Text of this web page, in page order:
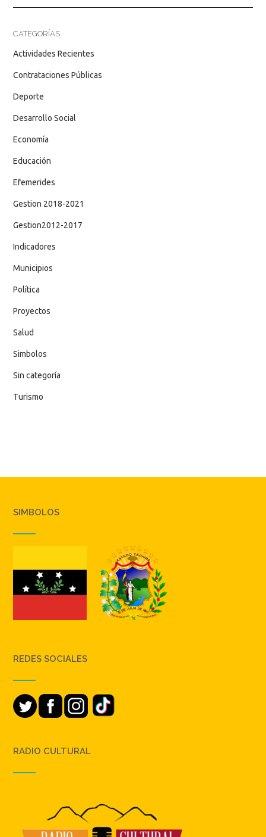
CATEGORÍAS
Actividades Recientes
Contrataciones Públicas
Deporte
Desarrollo Social
Economía
Educación
Efemerides
Gestion 2018-2021
Gestion2012-2017
Indicadores
Municipios
Política
Proyectos
Salud
Simbolos
Sin categoría
Turismo
SIMBOLOS
REDES SOCIALES
RADIO CULTURAL